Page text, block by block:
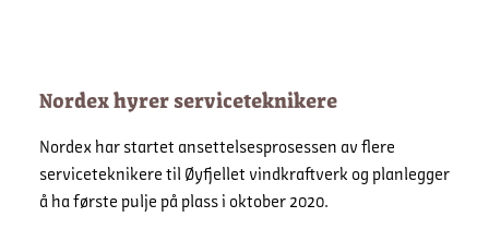
Nordex hyrer serviceteknikere
Nordex har startet ansettelsesprosessen av flere
serviceteknikere til Øyfjellet vindkraftverk og planlegger
å ha første pulje på plass i oktober 2020.